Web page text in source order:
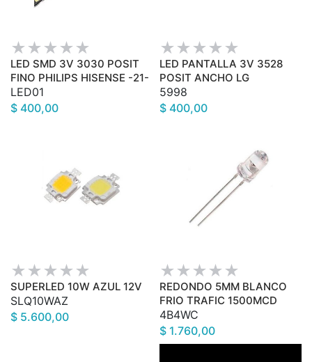
LED SMD 3V 3030 POSIT
FINO PHILIPS HISENSE -21-
LED01
$ 400,00
LED PANTALLA 3V 3528
POSIT ANCHO LG
5998
$ 400,00
SUPERLED 10W AZUL 12V
SLQ10WAZ
$ 5.600,00
REDONDO 5MM BLANCO
FRIO TRAFIC 1500MCD
4B4WC
$ 1.760,00